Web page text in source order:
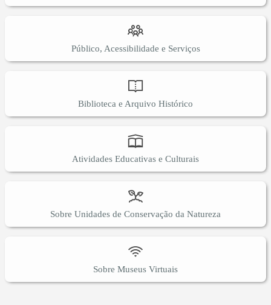
Público, Acessibilidade e Serviços
Biblioteca e Arquivo Histórico
Atividades Educativas e Culturais
Sobre Unidades de Conservação da Natureza
Sobre Museus Virtuais